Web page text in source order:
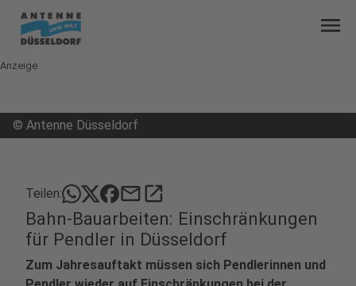
menu
Anzeige
© Antenne Düsseldorf
Teilen: mailopen_in_new
Bahn-Bauarbeiten: Einschränkungen
für Pendler in Düsseldorf
Zum Jahresauftakt müssen sich Pendlerinnen und